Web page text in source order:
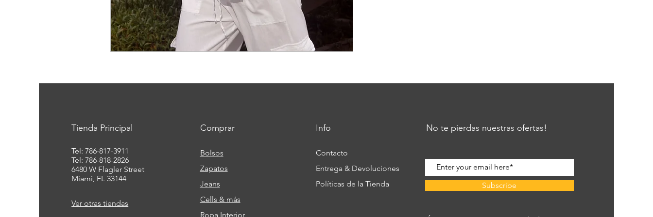
Tienda Principal
Tel: 786-817-3911
Tel: 786-818-2826
6480 W Flagler Street
Miami, FL 33144
Ver otras tiendas
Comprar
Bolsos
Zapatos
Jeans
Cells & más
Ropa Interior
Info
Contacto
Entrega & Devoluciones
Políticas de la Tienda
No te pierdas nuestras ofertas!
Subscribe